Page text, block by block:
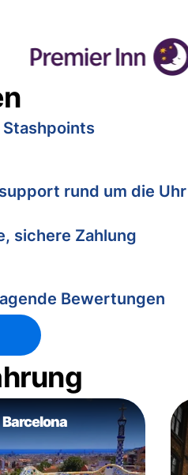
rund um die Uhr
sichere Zahlung
Bewertungen
Barcelona